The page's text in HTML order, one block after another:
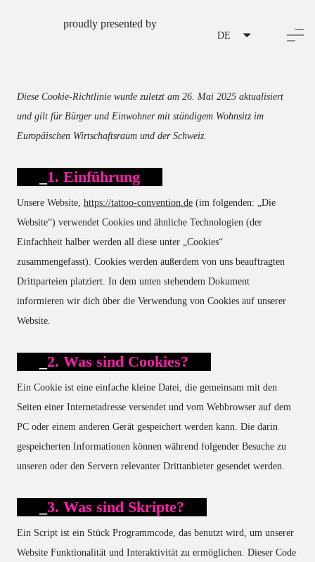
proudly presented by
DE
Diese Cookie-Richtlinie wurde zuletzt am 26. Mai 2025 aktualisiert
und gilt für Bürger und Einwohner mit ständigem Wohnsitz im
Europäischen Wirtschaftsraum und der Schweiz.
1. Einführung
Unsere Website, https://tattoo-convention.de (im folgenden: „Die
Website“) verwendet Cookies und ähnliche Technologien (der
Einfachheit halber werden all diese unter „Cookies“
zusammengefasst). Cookies werden außerdem von uns beauftragten
Drittparteien platziert. In dem unten stehendem Dokument
informieren wir dich über die Verwendung von Cookies auf unserer
Website.
2. Was sind Cookies?
Ein Cookie ist eine einfache kleine Datei, die gemeinsam mit den
Seiten einer Internetadresse versendet und vom Webbrowser auf dem
PC oder einem anderen Gerät gespeichert werden kann. Die darin
gespeicherten Informationen können während folgender Besuche zu
unseren oder den Servern relevanter Drittanbieter gesendet werden.
3. Was sind Skripte?
Ein Script ist ein Stück Programmcode, das benutzt wird, um unserer
Website Funktionalität und Interaktivität zu ermöglichen. Dieser Code